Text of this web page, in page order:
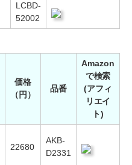
LCBD-
52002
価格
（円）
品番
Amazon
で検索
(アフィ
リエイ
ト)
22680
AKB-
D2331